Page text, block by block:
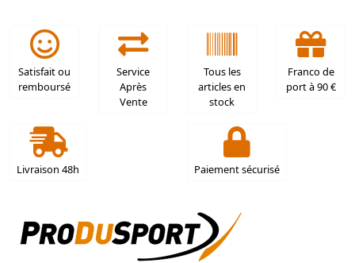
Satisfait ou
remboursé
Service
Après
Vente
Tous les
articles en
stock
Franco de
port à 90 €
Livraison 48h Paiement sécurisé